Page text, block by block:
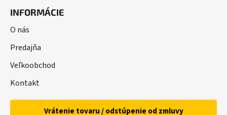
INFORMÁCIE
O nás
Predajňa
Veľkoobchod
Kontakt
Vrátenie tovaru / odstúpenie od zmluvy